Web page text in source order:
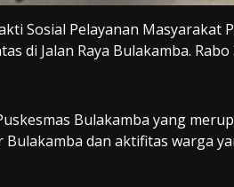
Sosial Pelayanan Masyarakat
di Jalan Raya Bulakamba.
Bulakamba yang
dan aktifitas warga